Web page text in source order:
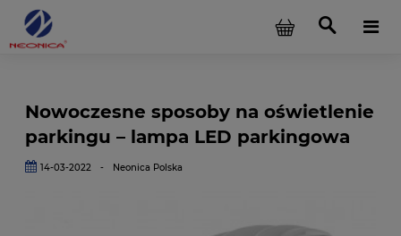
Nowoczesne sposoby na oświetlenie
parkingu – lampa LED parkingowa
14-03-2022 - Neonica Polska